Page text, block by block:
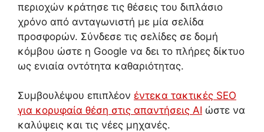
περιοχών κράτησε τις θέσεις του διπλάσιο
χρόνο από ανταγωνιστή με μία σελίδα
προσφορών. Σύνδεσε τις σελίδες σε δομή
κόμβου ώστε η Google να δει το πλήρες δίκτυο
ως ενιαία οντότητα καθαριότητας.
Συμβουλέψου επιπλέον έντεκα τακτικές SEO
για κορυφαία θέση στις απαντήσεις AI ώστε να
καλύψεις και τις νέες μηχανές.